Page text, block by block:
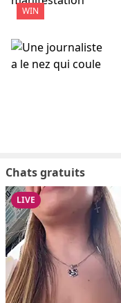
WIN
Chats gratuits